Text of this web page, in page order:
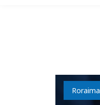
Roraima